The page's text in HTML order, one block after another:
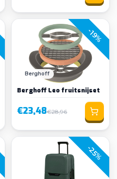
-19%
Berghoff
Berghoff Leo fruitsnijset
€23,48€28,96
-25%